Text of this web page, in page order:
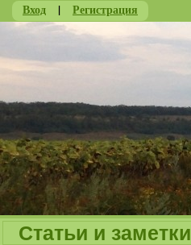
Вход | Регистрация
Статьи и заметки